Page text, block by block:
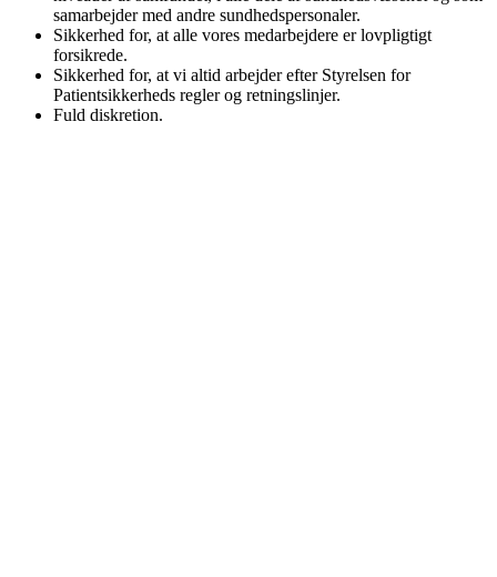
samarbejder med andre sundhedspersonaler.
Sikkerhed for, at alle vores medarbejdere er lovpligtigt
forsikrede.
Sikkerhed for, at vi altid arbejder efter Styrelsen for
Patientsikkerheds regler og retningslinjer.
Fuld diskretion.